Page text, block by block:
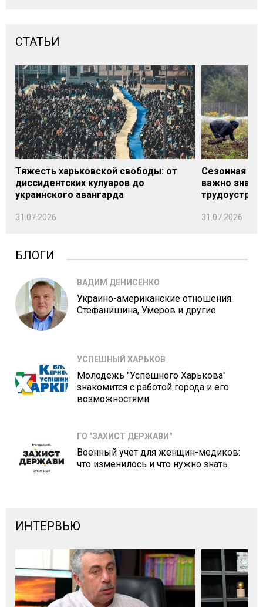
СТАТЬИ
Тяжесть харьковской свободы: от
диссидентских кулуаров до
украинского авангарда
31.07.2026
Сезонная
важно знать
31.07.2026
БЛОГИ
ВАДИМ ДЕНИСЕНКО
Украино-американские отношения.
Стефанишина, Умеров и другие
УСПЕШНЫЙ ХАРЬКОВ
Молодежь "Успешного Харькова"
знакомится с работой города и его
возможностями
ГО "ЗАХИСТ ДЕРЖАВИ"
Военный учет для женщин-медиков:
что изменилось и что нужно знать
ИНТЕРВЬЮ